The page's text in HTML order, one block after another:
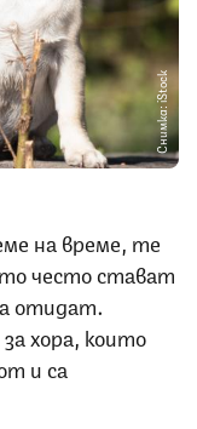
Снимка: iStock
на време, те
често стават
отидат.
хора, които
и са